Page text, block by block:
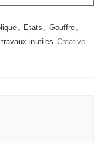
, Etats , Gouffre ,
travaux inutiles Creative